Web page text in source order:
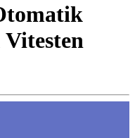
Vitesten